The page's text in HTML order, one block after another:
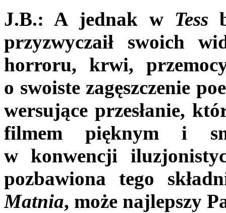
J.B.: A jednak w Tess
przyzwyczaił swoich
horroru, krwi,
o swoiste zagęszczenie
wersujące przesłanie,
filmem pięknym i
w konwencji
pozbawiona tego
Matnia, może najlepszy